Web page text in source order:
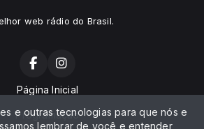
web rádio do Brasil.
Página Inicial
Programação
e outras tecnologias para que nós e
lembrar de você e entender